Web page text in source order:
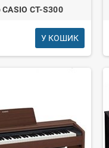
CT-S300
У КОШИК